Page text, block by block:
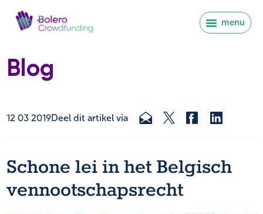
menu
Blog
12 03 2019Deel dit artikel via
Schone lei in het Belgisch
vennootschapsrecht